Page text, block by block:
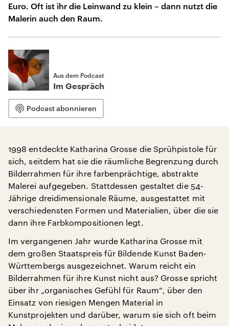
Euro. Oft ist ihr die Leinwand zu klein – dann nutzt die
Malerin auch den Raum.
Aus dem Podcast
Im Gespräch
Podcast abonnieren
1998 entdeckte Katharina Grosse die Sprühpistole für
sich, seitdem hat sie die räumliche Begrenzung durch
Bilderrahmen für ihre farbenprächtige, abstrakte
Malerei aufgegeben. Stattdessen gestaltet die 54-
Jährige dreidimensionale Räume, ausgestattet mit
verschiedensten Formen und Materialien, über die sie
dann ihre Farbkompositionen legt.
Im vergangenen Jahr wurde Katharina Grosse mit
dem großen Staatspreis für Bildende Kunst Baden-
Württembergs ausgezeichnet. Warum reicht ein
Bilderrahmen für ihre Kunst nicht aus? Grosse spricht
über ihr „organisches Gefühl für Raum“, über den
Einsatz von riesigen Mengen Material in
Kunstprojekten und darüber, warum sie sich oft beim